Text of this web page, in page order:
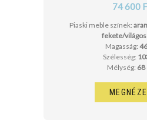
74 600
Piaski meble színek:
fekete/világos
Magasság:
Szélesség:
Mélység: 68